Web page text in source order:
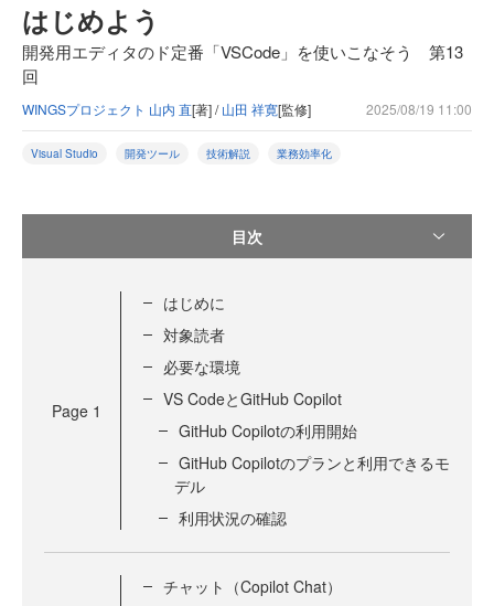
はじめよう
開発用エディタのド定番「VSCode」を使いこなそう 第13
回
WINGSプロジェクト 山内 直[著] /山田 祥寛[監修] 2025/08/19 11:00
Visual Studio 開発ツール 技術解説 業務効率化
目次
Page 1
はじめに
対象読者
必要な環境
VS CodeとGitHub Copilot
GitHub Copilotの利用開始
GitHub Copilotのプランと利用できるモ
デル
利用状況の確認
チャット（Copilot Chat）